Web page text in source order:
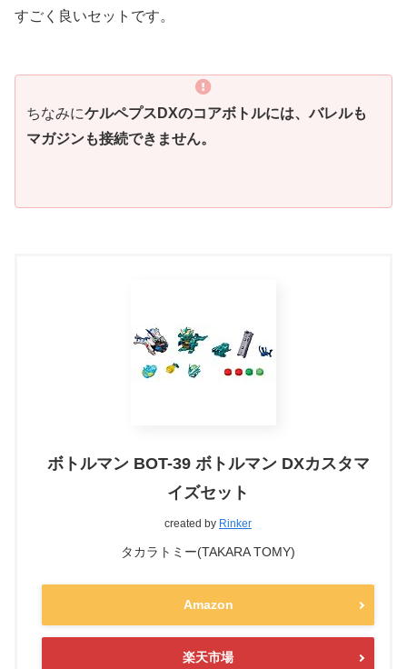
すごく良いセットです。
ちなみにケルペプスDXのコアボトルには、バレルも
マガジンも接続できません。
ボトルマン BOT-39 ボトルマン DXカスタマ
イズセット
created by Rinker
タカラトミー(TAKARA TOMY)
Amazon
楽天市場